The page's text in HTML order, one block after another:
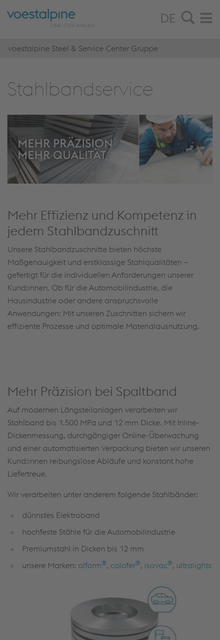
DE
voestalpine Steel & Service Center Gruppe
Stahl­band­ser­vice
Mehr Effizienz und Kompetenz in
jedem Stahlbandzuschnitt
Unsere Stahlbandzuschnitte bieten höchste
Maßgenauigkeit und erstklassige Stahlqualitäten –
gefertigt für die individuellen Anforderungen unserer
Kund:innen. Ob für die Automobilindustrie, die
Hausindustrie oder andere anspruchsvolle
Anwendungen: Mit unseren Zuschnitten sichern wir
effiziente Prozesse und optimale Materialausnutzung.
Mehr Präzision bei Spaltband
Auf modernen Längsteilanlagen verarbeiten wir
Stahlband bis 1.500 MPa und 12 mm Dicke. Mit Inline-
Dickenmessung, durchgängiger Online-Überwachung
und einer automatisierten Verpackung bieten wir unseren
Kund:innen reibungslose Abläufe und konstant hohe
Liefertreue.
Wir verarbeiten unter anderem folgende Stahlbänder:
dünnstes Elektroband
hochfeste Stähle für die Automobilindustrie
Premiumstahl in Dicken bis 12 mm
unsere Marken: alform®, colofer®, isovac®, ultralights